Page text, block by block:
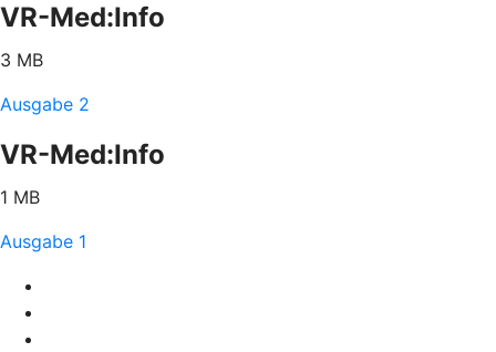
VR-Med:Info
3 MB
Ausgabe 2
VR-Med:Info
1 MB
Ausgabe 1